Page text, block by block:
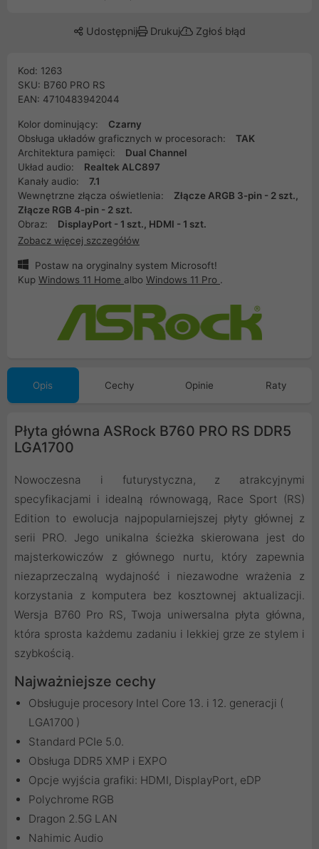
Udostępnij Drukuj Zgłoś błąd
Kod: 1263
SKU: B760 PRO RS
EAN: 4710483942044
Kolor dominujący:
Czarny
Obsługa układów graficznych w procesorach:
TAK
Architektura pamięci:
Dual Channel
Układ audio:
Realtek ALC897
Kanały audio:
7.1
Wewnętrzne złącza oświetlenia:
Złącze ARGB 3-pin - 2 szt.,
Złącze RGB 4-pin - 2 szt.
Obraz:
DisplayPort - 1 szt., HDMI - 1 szt.
Zobacz więcej szczegółów
Postaw na oryginalny system Microsoft!
Kup Windows 11 Home albo Windows 11 Pro .
Opis Cechy Opinie Raty
Płyta główna ASRock B760 PRO RS DDR5
LGA1700
Nowoczesna i futurystyczna, z atrakcyjnymi
specyfikacjami i idealną równowagą, Race Sport (RS)
Edition to ewolucja najpopularniejszej płyty głównej z
serii PRO. Jego unikalna ścieżka skierowana jest do
majsterkowiczów z głównego nurtu, który zapewnia
niezaprzeczalną wydajność i niezawodne wrażenia z
korzystania z komputera bez kosztownej aktualizacji.
Wersja B760 Pro RS, Twoja uniwersalna płyta główna,
która sprosta każdemu zadaniu i lekkiej grze ze stylem i
szybkością.
Najważniejsze cechy
Obsługuje procesory Intel Core 13. i 12. generacji (
LGA1700 )
Standard PCIe 5.0.
Obsługa DDR5 XMP i EXPO
Opcje wyjścia grafiki: HDMI, DisplayPort, eDP
Polychrome RGB
Dragon 2.5G LAN
Nahimic Audio